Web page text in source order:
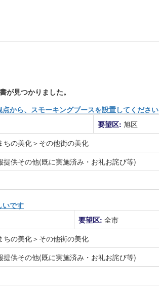
が見つかりました。
から、スモーキングブースを設置してください
要望区: 旭区
ちの美化＞その他街の美化
提供その他(既に実施済み・お礼お詫び等)
いです
要望区: 全市
ちの美化＞その他街の美化
提供その他(既に実施済み・お礼お詫び等)